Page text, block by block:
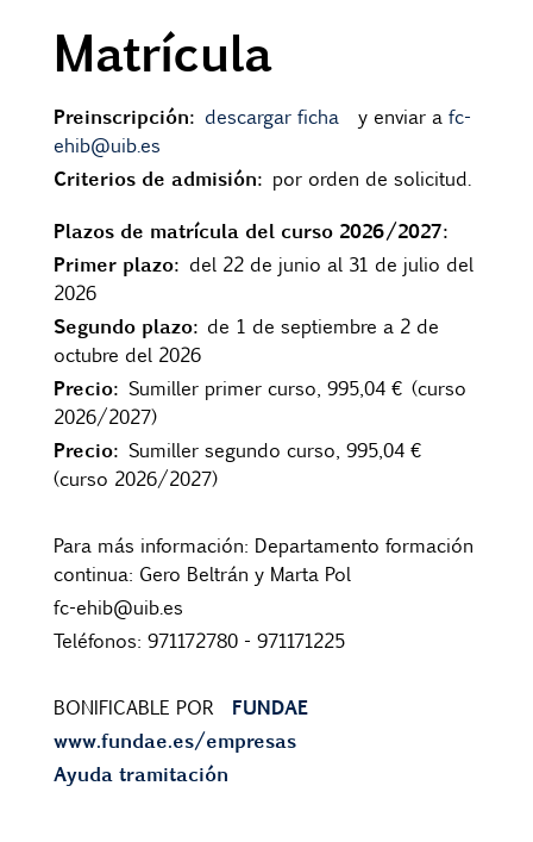
Matrícula
Preinscripción: descargar ficha y enviar a fc-
ehib@uib.es
Criterios de admisión: por orden de solicitud.
Plazos de matrícula del curso 2026/2027:
Primer plazo: del 22 de junio al 31 de julio del
2026
Segundo plazo: de 1 de septiembre a 2 de
octubre del 2026
Precio: Sumiller primer curso, 995,04 € (curso
2026/2027)
Precio: Sumiller segundo curso, 995,04 €
(curso 2026/2027)
Para más información: Departamento formación
continua: Gero Beltrán y Marta Pol
fc-ehib@uib.es
Teléfonos: 971172780 - 971171225
BONIFICABLE POR
FUNDAE
www.fundae.es/empresas
Ayuda tramitación